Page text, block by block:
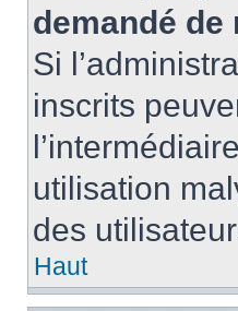
demandé de
Si
inscrits
utilisation
des
Haut